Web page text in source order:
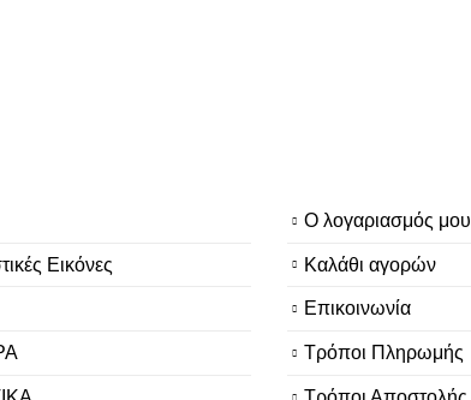
Εικόνες
Ο λογαριασμός μου
Καλάθι αγορών
Επικοινωνία
Τρόποι Πληρωμής